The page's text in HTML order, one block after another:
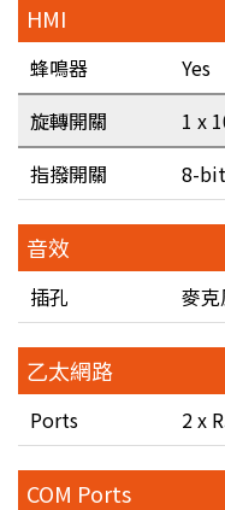
HMI
蜂鳴器
Yes
旋轉開關
1 x
指撥開關
8-
音效
插孔 麥
乙太網路
Ports 2 x
COM Ports